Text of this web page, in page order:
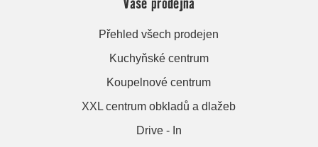
Přehled všech prodejen
Kuchyňské centrum
Koupelnové centrum
XXL centrum obkladů a dlažeb
Drive - In